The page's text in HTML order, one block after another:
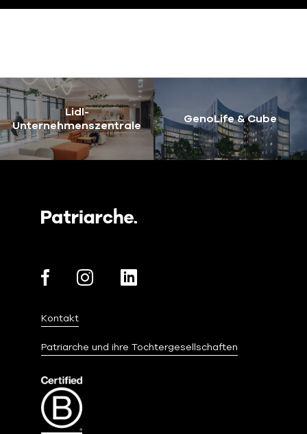
Lidl-
Unternehmenszentrale
GenoLife & Cube
Kontakt
Patriarche und ihre Tochtergesellschaften